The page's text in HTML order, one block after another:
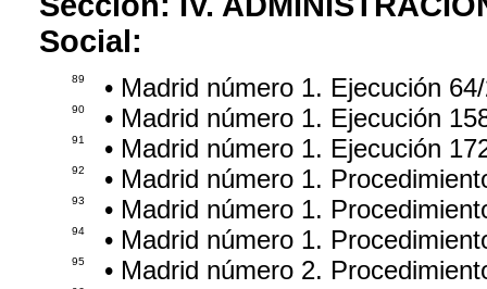
Social:
89 • Madrid número 1. Ejecución
90 • Madrid número 1. Ejecución
91 • Madrid número 1. Ejecución
92 • Madrid número 1.
93 • Madrid número 1.
94 • Madrid número 1.
95 • Madrid número 2.